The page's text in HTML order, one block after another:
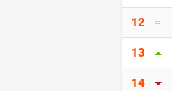
12
13
14